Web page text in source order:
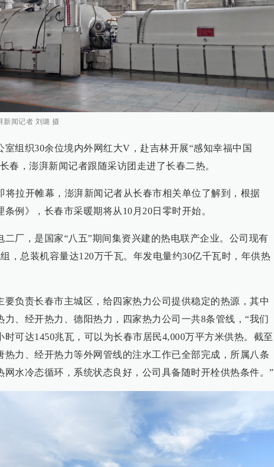
新闻记者 刘璐 摄
室组织30余位境内外网红大V，赴吉林开展“感知幸福中国
春，澎湃新闻记者跟随采访团走进了长春二热。
将拉开帷幕，澎湃新闻记者从长春市相关单位了解到，根据
条例》，长春市采暖期将从10月20日零时开始。
二厂，是国家“八五”期间集资兴建的热电联产企业。公司现有
，总装机容量达120万千瓦。年发电量约30亿千瓦时，年供热
要负责长春市主城区，给四家热力公司提供稳定的热源，其中
力、经开热力、德阳热力，四家热力公司一共8条管线，“我们
时可达1450兆瓦，可以为长春市居民4,000万平方米供热。截至
热力、经开热力等外网管线的注水工作已全部完成，所属八条
网水冷态循环，系统状态良好，公司具备随时开栓供热条件。”